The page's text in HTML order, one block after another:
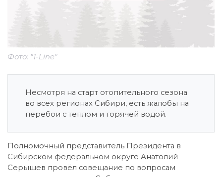
Фото: "1-Line"
Несмотря на старт отопительного сезона
во всех регионах Сибири, есть жалобы на
перебои с теплом и горячей водой.
Полномочный представитель Президента в
Сибирском федеральном округе Анатолий
Серышев провёл совещание по вопросам